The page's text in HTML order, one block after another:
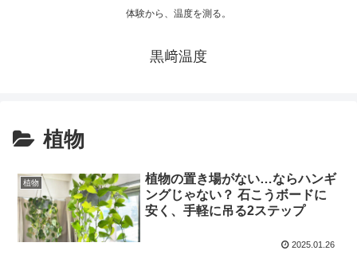
体験から、温度を測る。
黒﨑温度
植物
植物
植物の置き場がない…ならハンギ
ングじゃない？ 石こうボードに
安く、手軽に吊る2ステップ
2025.01.26